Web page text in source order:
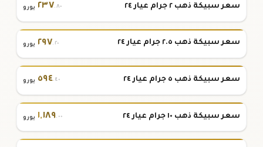
سعر سبيكة ذهب ٢ جرام عيار ٢٤ ٢٣٧.٨٠ يورو
سعر سبيكة ذهب ٢.٥ جرام عيار ٢٤ ٢٩٧.٢٠ يورو
سعر سبيكة ذهب ٥ جرام عيار ٢٤ ٥٩٤.٤٠ يورو
سعر سبيكة ذهب ١٠ جرام عيار ٢٤ ١,١٨٩.٠٠ يورو